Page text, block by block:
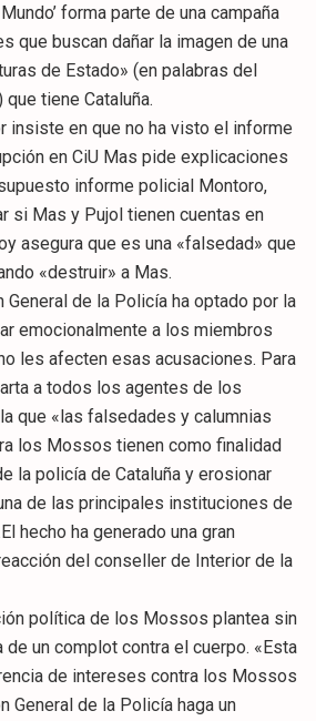
forma parte de una campaña
que buscan dañar la imagen de una
de Estado» (en palabras del
que tiene Cataluña.
insiste en que no ha visto el informe
en CiU Mas pide explicaciones
informe policial Montoro,
si Mas y Pujol tienen cuentas en
asegura que es una «falsedad» que
«destruir» a Mas.
General de la Policía ha optado por la
emocionalmente a los miembros
les afecten esas acusaciones. Para
a todos los agentes de los
que «las falsedades y calumnias
los Mossos tienen como finalidad
la policía de Cataluña y erosionar
de las principales instituciones de
hecho ha generado una gran
del conseller de Interior de la
política de los Mossos plantea sin
un complot contra el cuerpo. «Esta
de intereses contra los Mossos
General de la Policía haga un